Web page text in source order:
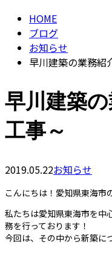
HOME
ブログ
お知らせ
早川建築の業務紹
早川建築
工事～
2019.05.22お知らせ
こんにちは！愛知県東海市
私たちは愛知県東海市を中
務を行っております！
今回は、その中から新築に